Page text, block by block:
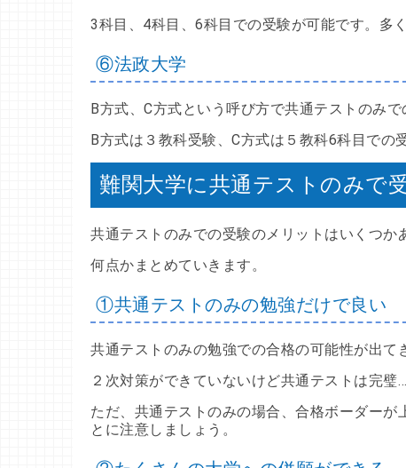
3科目、4科目、6科目での受験が可能です。多
⑥法政大学
B方式、C方式という呼び方で共通テストのみで
B方式は３教科受験、C方式は５教科6科目での
難関大学に共通テストのみで
共通テストのみでの受験のメリットはいくつか
何点かまとめていきます。
①共通テストのみの勉強だけで良い
共通テストのみの勉強での合格の可能性が出て
２次対策ができていないけど共通テストは完
ただ、共通テストのみの場合、合格ボーダー
とに注意しましょう。